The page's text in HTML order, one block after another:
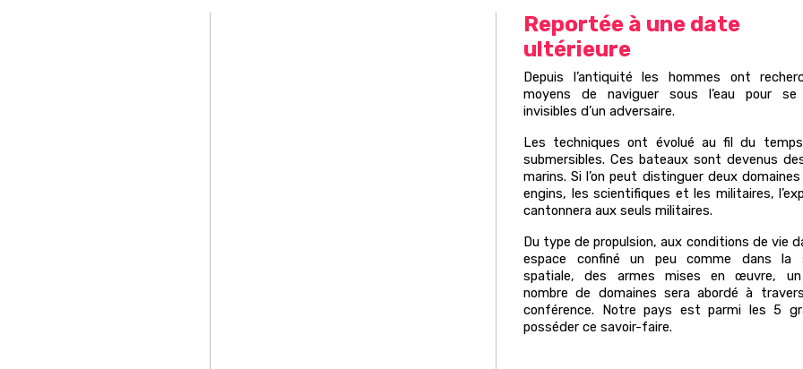
Reportée à une date
ultérieure
Depuis l’antiquité les hommes ont
moyens de naviguer sous l’eau pour se
invisibles d’un adversaire.
Les techniques ont évolué au fil du
submersibles. Ces bateaux sont devenus
marins. Si l’on peut distinguer deux
engins, les scientifiques et les militaires,
cantonnera aux seuls militaires.
Du type de propulsion, aux conditions de vie
espace confiné un peu comme dans la
spatiale, des armes mises en œuvre,
nombre de domaines sera abordé à
conférence. Notre pays est parmi les 5
posséder ce savoir-faire.